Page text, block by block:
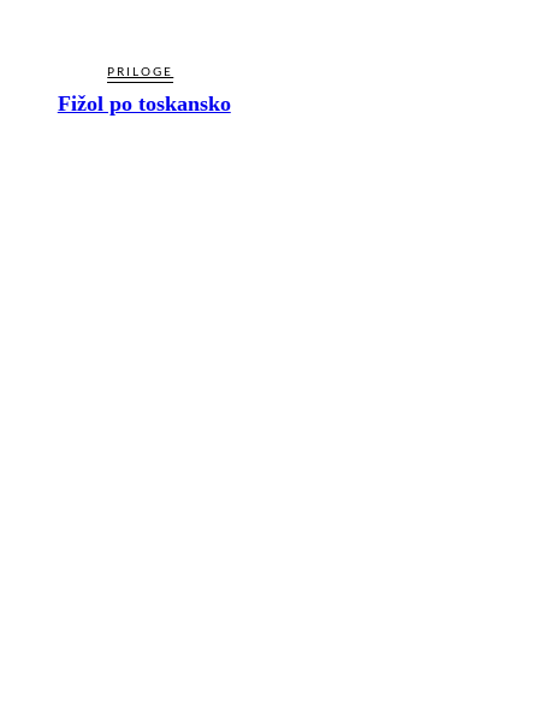
PRILOGE
Fižol po toskansko